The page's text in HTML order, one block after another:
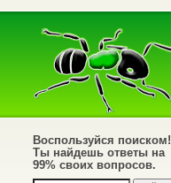
Воспользуйся поиском!
Ты найдешь ответы на
99% своих вопросов.